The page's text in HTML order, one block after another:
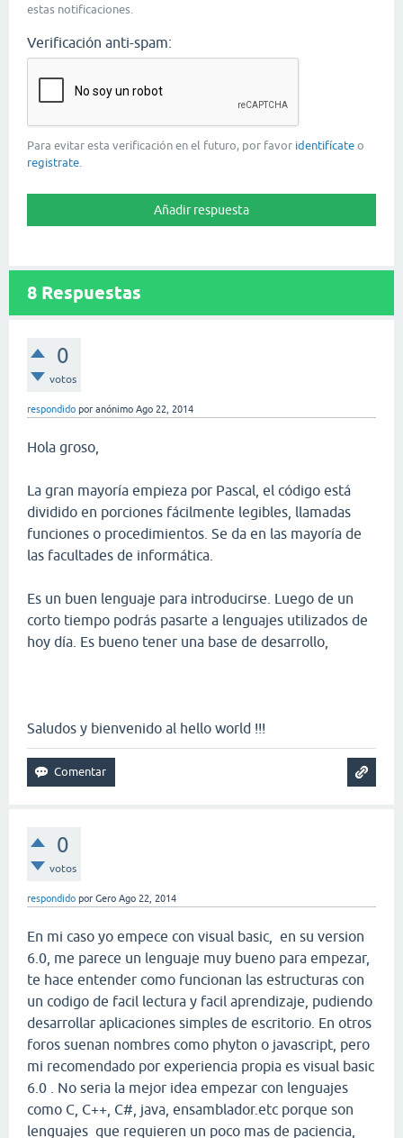
estas notificaciones.
Verificación anti-spam:
Para evitar esta verificación en el futuro, por favor identifícate o
registrate
8 Respuestas
0
votos
respondido por anónimo Ago 22, 2014
Hola groso,
La gran mayoría empieza por Pascal, el código está
dividido en porciones fácilmente legibles, llamadas
funciones o procedimientos. Se da en las mayoría de
las facultades de informática.
Es un buen lenguaje para introducirse. Luego de un
corto tiempo podrás pasarte a lenguajes utilizados de
hoy día. Es bueno tener una base de desarrollo,
Saludos y bienvenido al hello world !!!
0
votos
respondido por Gero Ago 22, 2014
En mi caso yo empece con visual basic, en su version
6.0, me parece un lenguaje muy bueno para empezar,
te hace entender como funcionan las estructuras con
un codigo de facil lectura y facil aprendizaje, pudiendo
desarrollar aplicaciones simples de escritorio. En otros
foros suenan nombres como phyton o javascript, pero
mi recomendado por experiencia propia es visual basic
6.0 . No seria la mejor idea empezar con lenguajes
como C, C++, C#, java, ensamblador.etc porque son
lenguajes que requieren un poco mas de paciencia,